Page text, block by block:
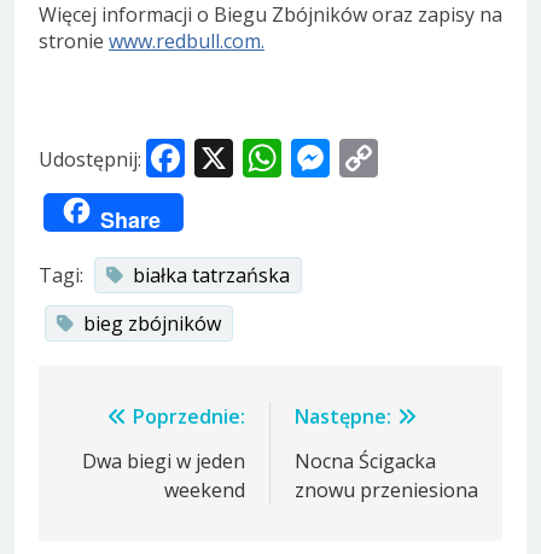
Więcej informacji o Biegu Zbójników oraz zapisy na
stronie www.redbull.com.
Udostępnij: Facebook
X WhatsApp
Messenger
Share
Tagi:
białka tatrzańska
bieg zbójników
Nawigacja
wpisu
Poprzednie:
Dwa biegi w jeden
weekend
Następne:
Nocna Ścigacka
znowu przeniesiona